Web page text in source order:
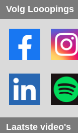
Volg Looopings
Laatste video's